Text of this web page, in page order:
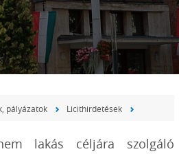
pályázatok Licithirdetések
lakás céljára szolgáló